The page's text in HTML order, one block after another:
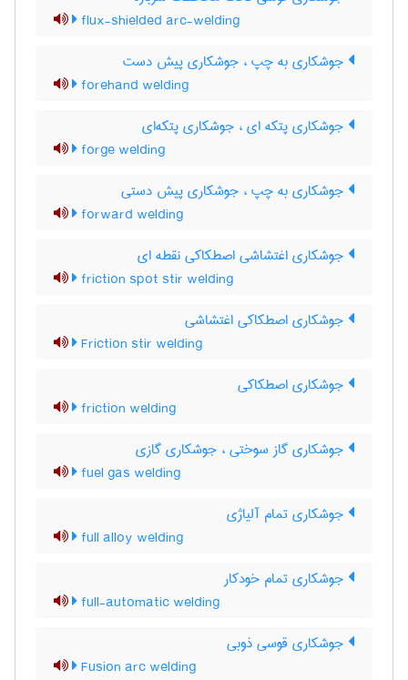
flux-shielded arc-welding
جوشکاری به چپ ، جوشکاری پیش دست
forehand welding
جوشکاری پتکه ای ، جوشکاری پتکه‌ای
forge welding
جوشکاری به چپ ، جوشکاری پیش دستی
forward welding
جوشکاری اغتشاشی اصطکاکی نقطه ای
friction spot stir welding
جوشکاری اصطکاکی اغتشاشی
Friction stir welding
جوشکاری اصطکاکی
friction welding
جوشکاری گاز سوختی ، جوشکاری گازی
fuel gas welding
جوشکاری تمام آلیاژی
full alloy welding
جوشکاری تمام خودکار
full-automatic welding
جوشکاری قوسی ذوبی
Fusion arc welding